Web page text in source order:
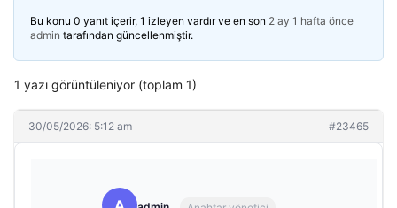
Bu konu 0 yanıt içerir, 1 izleyen vardır ve en son 2 ay 1 hafta önce
admin tarafından güncellenmiştir.
1 yazı görüntüleniyor (toplam 1)
30/05/2026: 5:12 am #23465